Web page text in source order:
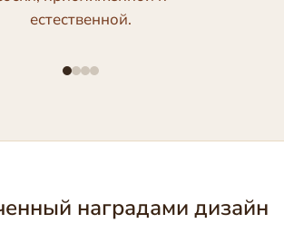
естественной.
наградами дизайн